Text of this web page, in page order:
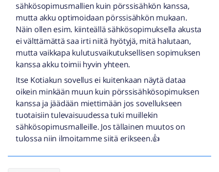
sähkösopimusmallien kuin pörssisähkön kanssa,
mutta akku optimoidaan pörssisähkön mukaan.
Näin ollen esim. kiinteällä sähkösopimuksella akusta
ei välttämättä saa irti niitä hyötyjä, mitä halutaan,
mutta vaikkapa kulutusvaikutuksellisen sopimuksen
kanssa akku toimii hyvin yhteen.
Itse Kotiakun sovellus ei kuitenkaan näytä dataa
oikein minkään muun kuin pörssisähkösopimuksen
kanssa ja jäädään miettimään jos sovellukseen
tuotaisiin tulevaisuudessa tuki muillekin
sähkösopimusmalleille. Jos tällainen muutos on
tulossa niin ilmoitamme siitä erikseen.👍